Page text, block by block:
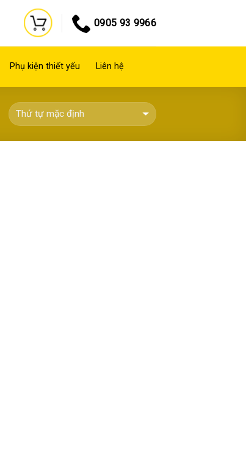
0905 93 9966
Phụ kiện thiết yếu Liên hệ